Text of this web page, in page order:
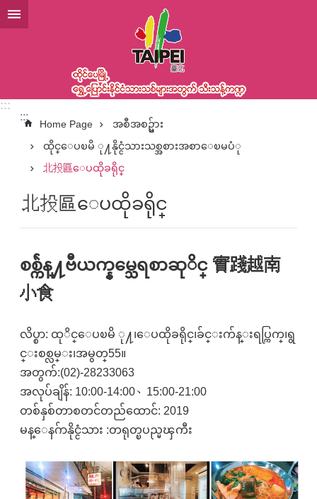
အဓိကအကြောင်းအရာပိတ်ပင်မှုကိုကျော်လိုက်ပါ
:::
:::
Home Page
အစီအစဥ္မ်ား
ထိုင္ေပၿမိ ု႔နိုင္ငံသားသစ္အစားအစာေၿမပံု
北投區ေပထိုခရိုင္
北投區ေပထိုခရိုင္
စစ္က်ဲန္႔ဗီယက္နမ္သေရစာဆုိင္ 實踐越南
小食
လိပ္စာ: ထုိင္ေပၿမိ ု႔၊ေပထိုခရိုင္၊ခ်င္းက်န္းရပ္ကြက္၊ရွ
င္းစစ္လမ္း၊အမွတ္55။
အတွက်:(02)-28233063
အလုပ်ချိန်: 10:00-14:00、15:00-21:00
တစ်နှစ်တာစတင်တည်ထောင်: 2019
မန္ေနဂ်ာနိုင္ငံသား :တရုတ္ၿပည္မၾကီး